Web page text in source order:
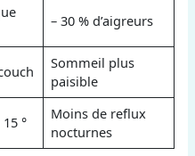
– 30 % d’aigreurs
Sommeil plus
paisible
°
Moins de reflux
nocturnes